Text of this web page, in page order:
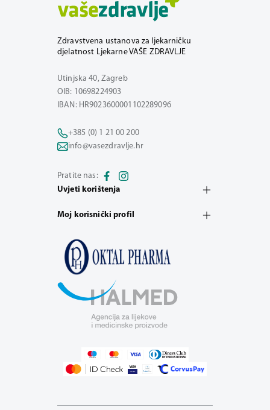
Zdravstvena ustanova za ljekarničku
djelatnost Ljekarne VAŠE ZDRAVLJE
Utinjska 40, Zagreb
OIB: 10698224903
IBAN: HR9023600001102289096
+385 (0) 1 21 00 200
info@vasezdravlje.hr
Pratite nas:
Uvjeti korištenja
Moj korisnički profil